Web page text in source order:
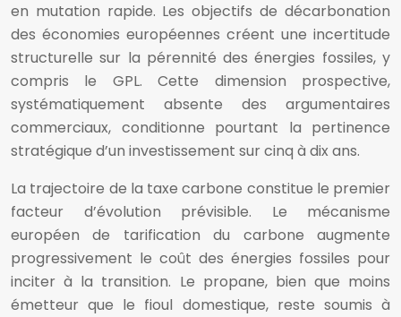
en mutation rapide. Les objectifs de décarbonation
des économies européennes créent une incertitude
structurelle sur la pérennité des énergies fossiles, y
compris le GPL. Cette dimension prospective,
systématiquement absente des argumentaires
commerciaux, conditionne pourtant la pertinence
stratégique d’un investissement sur cinq à dix ans.
La trajectoire de la taxe carbone constitue le premier
facteur d’évolution prévisible. Le mécanisme
européen de tarification du carbone augmente
progressivement le coût des énergies fossiles pour
inciter à la transition. Le propane, bien que moins
émetteur que le fioul domestique, reste soumis à